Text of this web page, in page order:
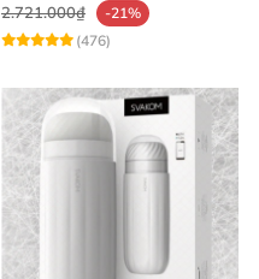
2.721.000₫
-21%
(476)